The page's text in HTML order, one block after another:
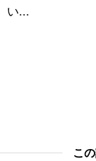
科学・技術
Books
い...
こ